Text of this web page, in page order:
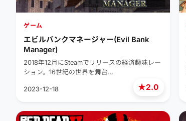
★2.0
ゲーム
エビルバンクマネージャー(Evil Bank
Manager)
2018年12月にSteamでリリースの経済趣味レー
ション。16世紀の世界を舞台…
2023-12-18